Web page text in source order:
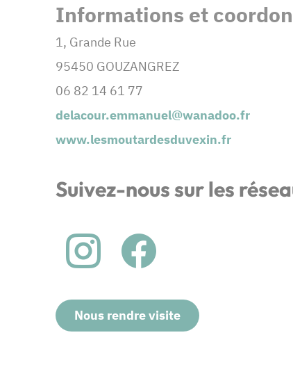
Informations et
1, Grande Rue
95450 GOUZANGREZ
06 82 14 61 77
delacour.emmanuel@wanadoo.fr
www.lesmoutardesduvexin.fr
Suivez-nous sur les
Nous rendre visite